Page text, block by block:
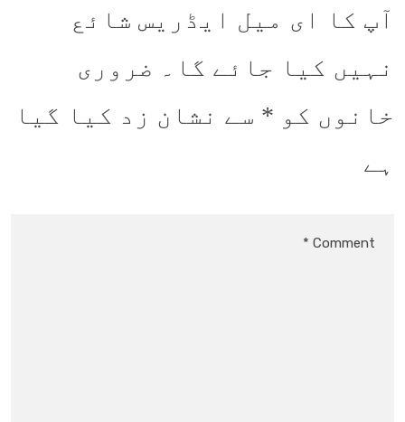
آپ کا ای میل ایڈریس شائع
نہیں کیا جائے گا۔ ضروری
خانوں کو * سے نشان زد کیا گیا
ہے